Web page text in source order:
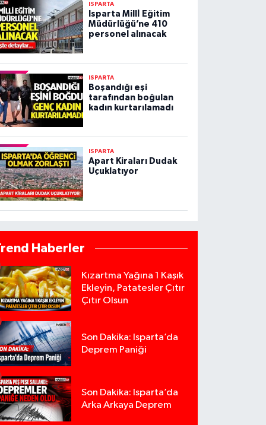
ISPARTA
Isparta Millİ Eğitim
Müdürlüğü’ne 410
personel alınacak
ISPARTA
Boşandığı eşi
tarafından boğulan
kadın kurtarılamadı
ISPARTA
Apart Kiraları Dudak
Uçuklatıyor
Haberler
Kızartma Yağına 1 Kaşık
Ekleyin, Patatesler Çıtır
Çıtır Olsun
Son Dakika: Isparta’da
Deprem Paniği
Son Dakika: Isparta’da
Arka Arkaya Deprem